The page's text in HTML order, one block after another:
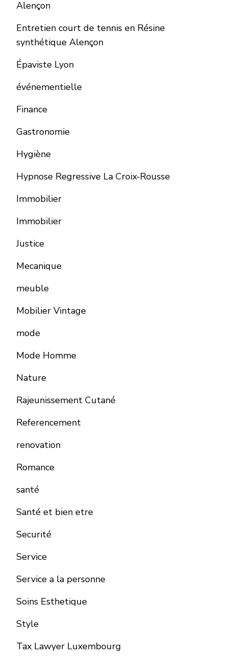
Alençon
Entretien court de tennis en Résine
synthétique Alençon
Épaviste Lyon
événementielle
Finance
Gastronomie
Hygiène
Hypnose Regressive La Croix-Rousse
Immobilier
Immobilier
Justice
Mecanique
meuble
Mobilier Vintage
mode
Mode Homme
Nature
Rajeunissement Cutané
Referencement
renovation
Romance
santé
Santé et bien etre
Securité
Service
Service a la personne
Soins Esthetique
Style
Tax Lawyer Luxembourg